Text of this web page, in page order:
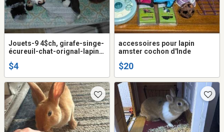
Jouets-9 4$ch, girafe-singe-
écureuil-chat-orignal-lapin-
$4
accessoires pour lapin
amster cochon d'Inde
$20